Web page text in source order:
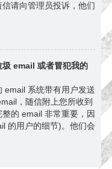
请向管理员投诉，他们
圾 email 或者冒犯我的
email 系统带有用户发送
，随信附上您所收到
的 email 非常重要，因
的用户的细节)。他们会